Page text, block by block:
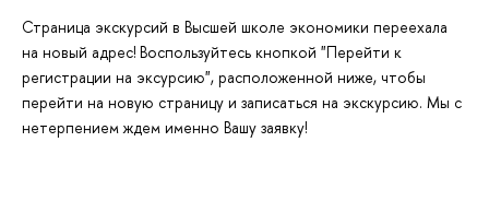
Страница экскурсий в Высшей школе экономики переехала
на новый адрес! Воспользуйтесь кнопкой "Перейти к
регистрации на эксурсию", расположенной ниже, чтобы
перейти на новую страницу и записаться на экскурсию. Мы с
нетерпением ждем именно Вашу заявку!